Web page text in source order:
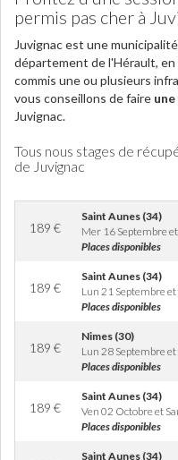
permis pas cher à
Juvignac est une
département de l'Hérault, en
commis une ou plusieurs
vous conseillons de faire
Juvignac.
Tous nous stages de
de Juvignac
189 €
Saint Aunes (34)
Mer 16 Septembre
Places disponibles
189 €
Saint Aunes (34)
Lun 21 Septembre
Places disponibles
189 €
Nimes (30)
Lun 28 Septembre
Places disponibles
189 €
Saint Aunes (34)
Ven 02 Octobre et
Places disponibles
Saint Aunes (34)